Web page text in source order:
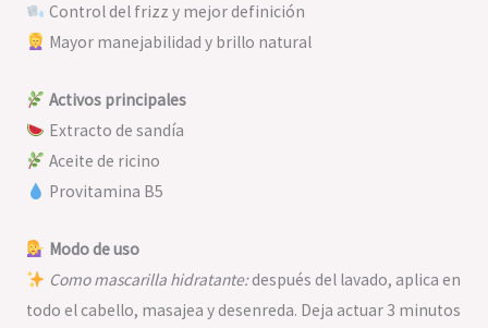
Control del frizz y mejor definición
Mayor manejabilidad y brillo natural
Activos principales
Extracto de sandía
Aceite de ricino
Provitamina B5
Modo de uso
Como mascarilla hidratante:después del lavado, aplica en
todo el cabello, masajea y desenreda. Deja actuar 3 minutos